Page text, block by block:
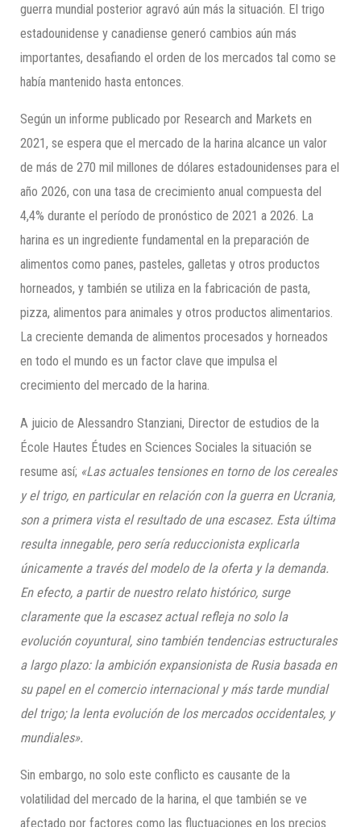
guerra mundial posterior agravó aún más la situación. El trigo
estadounidense y canadiense generó cambios aún más
importantes, desafiando el orden de los mercados tal como se
había mantenido hasta entonces.
Según un informe publicado por Research and Markets en
2021, se espera que el mercado de la harina alcance un valor
de más de 270 mil millones de dólares estadounidenses para el
año 2026, con una tasa de crecimiento anual compuesta del
4,4% durante el período de pronóstico de 2021 a 2026. La
harina es un ingrediente fundamental en la preparación de
alimentos como panes, pasteles, galletas y otros productos
horneados, y también se utiliza en la fabricación de pasta,
pizza, alimentos para animales y otros productos alimentarios.
La creciente demanda de alimentos procesados y horneados
en todo el mundo es un factor clave que impulsa el
crecimiento del mercado de la harina.
A juicio de Alessandro Stanziani, Director de estudios de la
École Hautes Études en Sciences Sociales la situación se
resume así; «Las actuales tensiones en torno de los cereales
y el trigo, en particular en relación con la guerra en Ucrania,
son a primera vista el resultado de una escasez. Esta última
resulta innegable, pero sería reduccionista explicarla
únicamente a través del modelo de la oferta y la demanda.
En efecto, a partir de nuestro relato histórico, surge
claramente que la escasez actual refleja no solo la
evolución coyuntural, sino también tendencias estructurales
a largo plazo: la ambición expansionista de Rusia basada en
su papel en el comercio internacional y más tarde mundial
del trigo; la lenta evolución de los mercados occidentales, y
mundiales».
Sin embargo, no solo este conflicto es causante de la
volatilidad del mercado de la harina, el que también se ve
afectado por factores como las fluctuaciones en los precios